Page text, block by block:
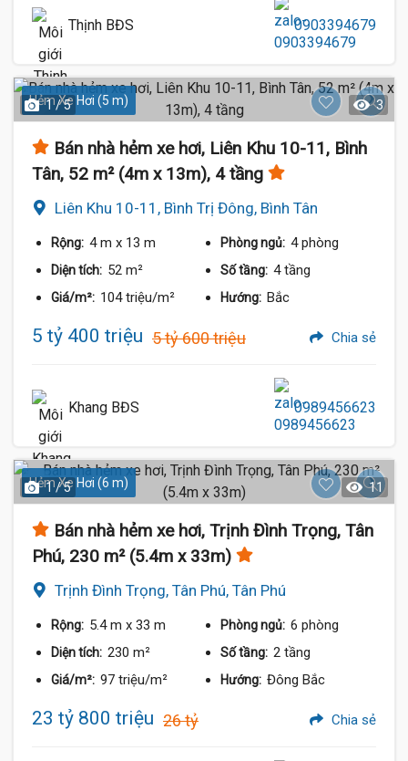
Thịnh BĐS 0903394679
Hẻm Xe Hơi (5 m)
1 / 5 3
Bán nhà hẻm xe hơi, Liên Khu 10-11, Bình
Tân, 52 m² (4m x 13m), 4 tầng
Liên Khu 10-11, Bình Trị Đông, Bình Tân
Rộng: 4 m x 13 m Phòng ngủ: 4 phòng
Diện tích: 52 m² Số tầng: 4 tầng
Giá/m²: 104 triệu/m² Hướng: Bắc
5 tỷ 400 triệu 5 tỷ 600 triệu Chia sẻ
Khang BĐS 0989456623
Hẻm Xe Hơi (6 m)
1 / 5 11
Bán nhà hẻm xe hơi, Trịnh Đình Trọng, Tân
Phú, 230 m² (5.4m x 33m)
Trịnh Đình Trọng, Tân Phú, Tân Phú
Rộng: 5.4 m x 33 m Phòng ngủ: 6 phòng
Diện tích: 230 m² Số tầng: 2 tầng
Giá/m²: 97 triệu/m² Hướng: Đông Bắc
23 tỷ 800 triệu 26 tỷ Chia sẻ